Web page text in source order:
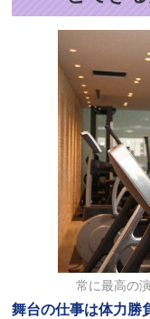
常に最高の
舞台の仕事は体力勝